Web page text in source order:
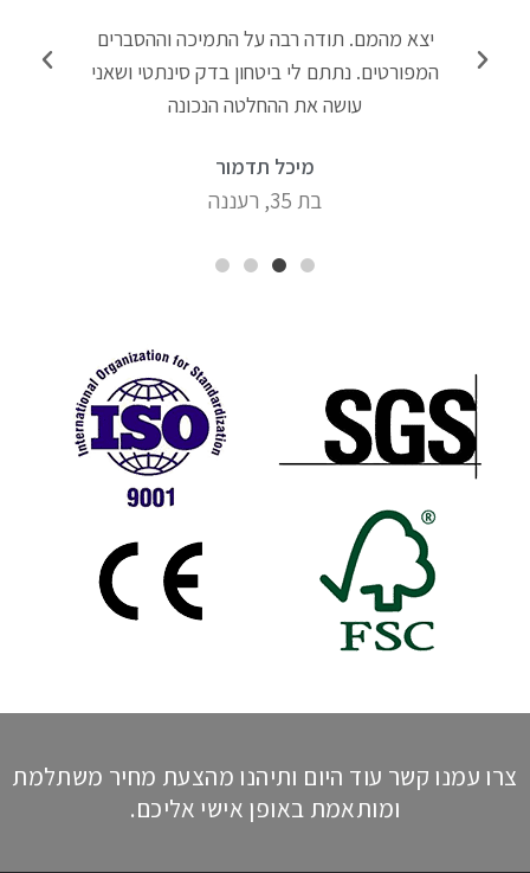
יצא מהמם. תודה רבה על התמיכה וההסברים
המפורטים. נתתם לי ביטחון בדק סינתטי ושאני
עושה את ההחלטה הנכונה
מיכל תדמור
בת 35, רעננה
צרו עמנו קשר עוד היום ותיהנו מהצעת מחיר משתלמת
ומותאמת באופן אישי אליכם.